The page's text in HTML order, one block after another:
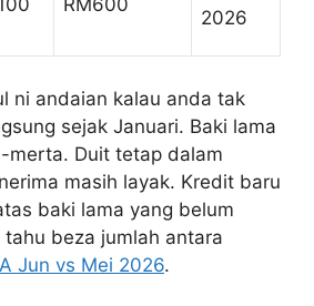
RM600
2026
ni andaian kalau anda tak
sejak Januari. Baki lama
merta. Duit tetap dalam
masih layak. Kredit baru
baki lama yang belum
beza jumlah antara
Jun vs Mei 2026.